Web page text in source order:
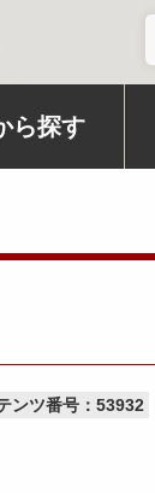
ら探す
ンツ番号：53932